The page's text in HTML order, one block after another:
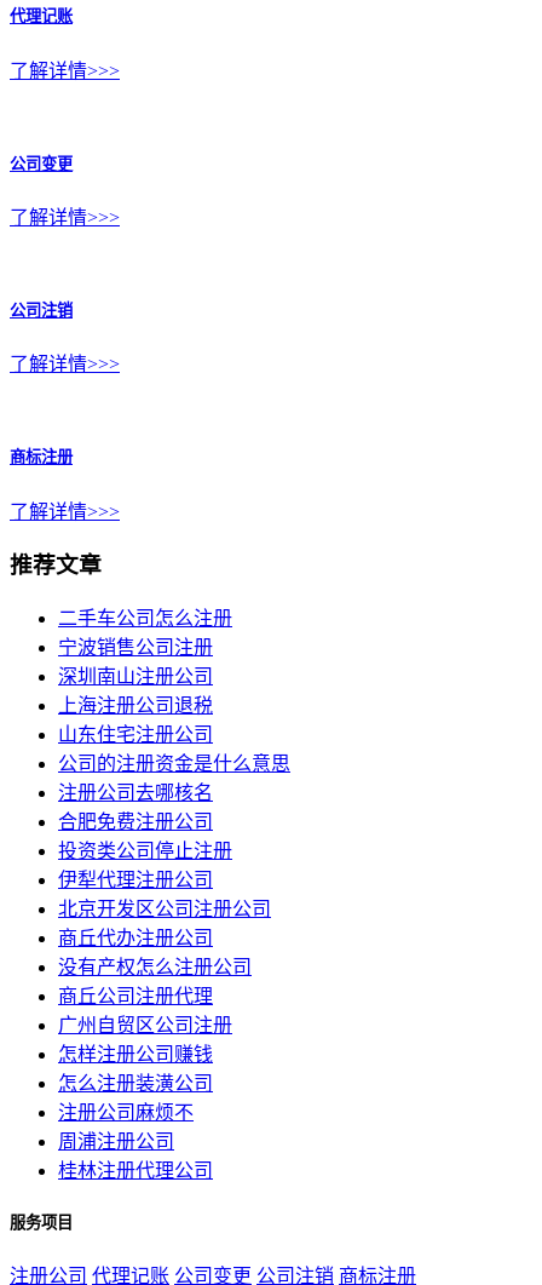
代理记账
了解详情>>>
公司变更
了解详情>>>
公司注销
了解详情>>>
商标注册
了解详情>>>
推荐文章
二手车公司怎么注册
宁波销售公司注册
深圳南山注册公司
上海注册公司退税
山东住宅注册公司
公司的注册资金是什么意思
注册公司去哪核名
合肥免费注册公司
投资类公司停止注册
伊犁代理注册公司
北京开发区公司注册公司
商丘代办注册公司
没有产权怎么注册公司
商丘公司注册代理
广州自贸区公司注册
怎样注册公司赚钱
怎么注册装潢公司
注册公司麻烦不
周浦注册公司
桂林注册代理公司
服务项目
注册公司 代理记账 公司变更 公司注销 商标注册